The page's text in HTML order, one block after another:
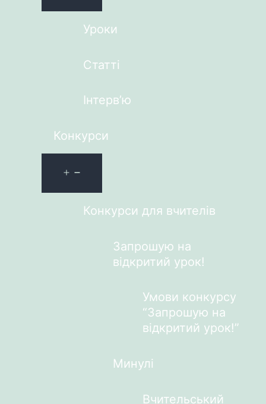
Уроки
Статті
Інтерв’ю
Конкурси
Конкурси для вчителів
Запрошую на
відкритий урок!
Умови конкурсу
“Запрошую на
відкритий урок!”
Минулі
Вчительський